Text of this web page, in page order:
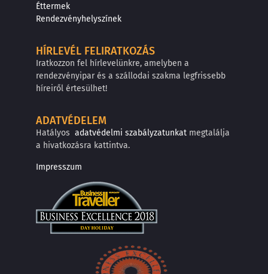
Éttermek
Rendezvényhelyszínek
HÍRLEVÉL FELIRATKOZÁS
Iratkozzon fel hírlevelünkre, amelyben a
rendezvényipar és a szállodai szakma legfrissebb
híreiről értesülhet!
ADATVÉDELEM
Hatályos adatvédelmi szabályzatunkat megtalálja
a hivatkozásra kattintva.
Impresszum